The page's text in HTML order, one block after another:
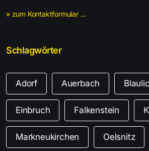
» zum Kontaktformular ...
Schlagwörter
Adorf Auerbach
Einbruch Falkenstein
Markneukirchen Oelsnitz